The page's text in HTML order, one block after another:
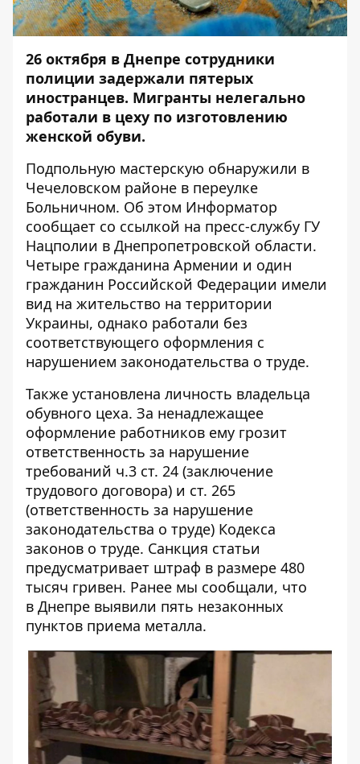
26 октября в Днепре сотрудники
полиции задержали пятерых
иностранцев. Мигранты нелегально
работали в цеху по изготовлению
женской обуви.
Подпольную мастерскую обнаружили в
Чечеловском районе в переулке
Больничном. Об этом Информатор
сообщает со ссылкой на пресс-службу ГУ
Нацполии в Днепропетровской области.
Четыре гражданина Армении и один
гражданин Российской Федерации имели
вид на жительство на территории
Украины, однако работали без
соответствующего оформления с
нарушением законодательства о труде.
Также установлена личность владельца
обувного цеха. За ненадлежащее
оформление работников ему грозит
ответственность за нарушение
требований ч.3 ст. 24 (заключение
трудового договора) и ст. 265
(ответственность за нарушение
законодательства о труде) Кодекса
законов о труде. Санкция статьи
предусматривает штраф в размере 480
тысяч гривен. Ранее мы сообщали, что
в Днепре выявили пять незаконных
пунктов приема металла.